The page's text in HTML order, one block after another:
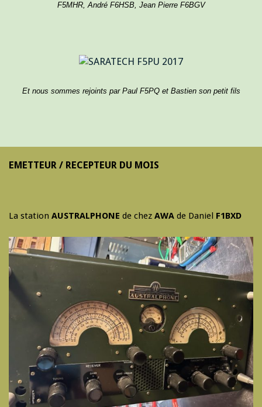
F5MHR, André F6HSB, Jean Pierre F6BGV
Et nous sommes rejoints par Paul F5PQ et Bastien son petit fils
EMETTEUR / RECEPTEUR DU MOIS
La station AUSTRALPHONE de chez AWA de Daniel F1BXD